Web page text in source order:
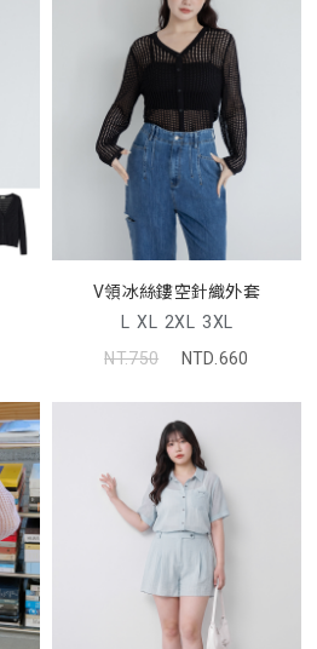
V領冰絲鏤空針織外套
L XL 2XL 3XL
NT.750
NTD.660